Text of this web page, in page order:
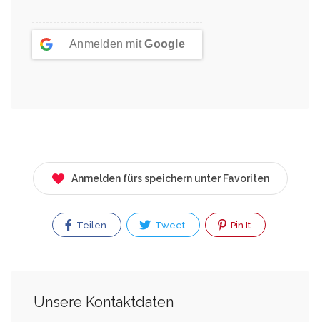
Anmelden mitGoogle
Anmelden fürs speichern unter Favoriten
Teilen Tweet Pin It
Unsere Kontaktdaten